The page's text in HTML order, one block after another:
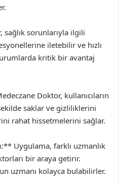
sağlık sorunlarıyla ilgili
iletebilir ve hızlı
kritik bir avantaj
Doktor, kullanıcıların
saklar ve gizliliklerini
rahat hissetmelerini sağlar.
Uygulama, farklı uzmanlık
bir araya getirir.
uzmanı kolayca bulabilirler.